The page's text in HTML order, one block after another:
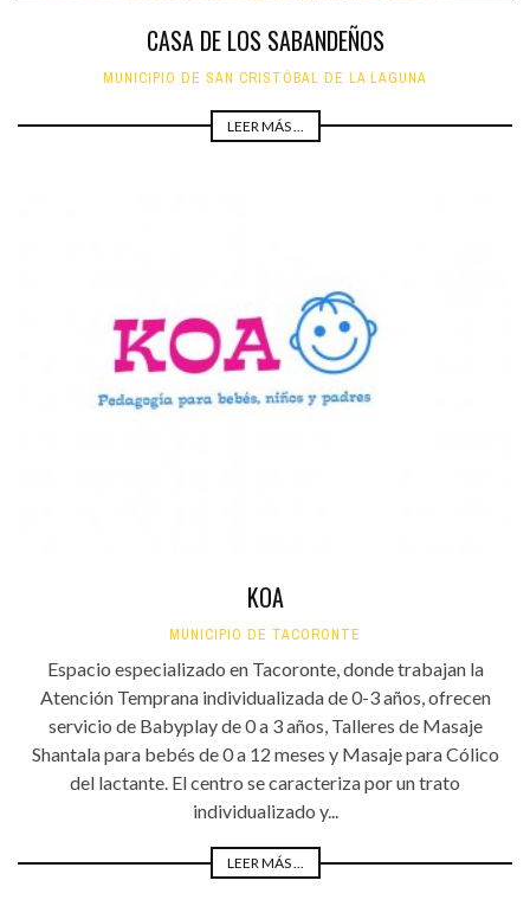
CASA DE LOS SABANDEÑOS
MUNICIPIO DE SAN CRISTÓBAL DE LA LAGUNA
LEER MÁS ...
KOA
MUNICIPIO DE TACORONTE
Espacio especializado en Tacoronte, donde trabajan la
Atención Temprana individualizada de 0-3 años, ofrecen
servicio de Babyplay de 0 a 3 años, Talleres de Masaje
Shantala para bebés de 0 a 12 meses y Masaje para Cólico
del lactante. El centro se caracteriza por un trato
individualizado y...
LEER MÁS ...